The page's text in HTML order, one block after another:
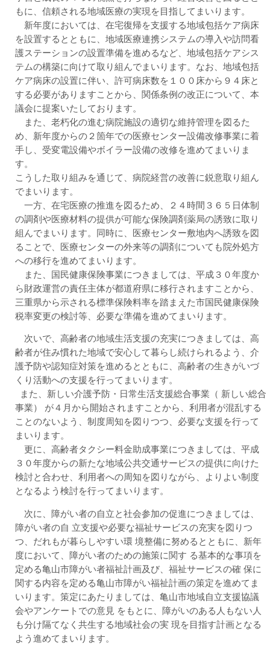
もに、信頼される地域医療の実現を目指してまいります。
新年度においては、在宅復帰を支援する地域包括ケア病床
を設置するとともに、地域医療連携システムの導入や訪問看
護ステーションの設置準備を進めるなど、地域包括ケアシス
テムの構築に向けて取り組んでまいります。なお、地域包括
ケア病床の設置に伴い、許可病床数を１００床から９４床と
する必要がありますことから、関係条例の改正について、本
議会に提案いたしております。
また、老朽化の進む病院施設の適切な維持管理を図るた
め、新年度からの２箇年での医療センター設備改修事業に着
手し、受変電設備やボイラー設備の改修を進めてまいりま
す。
こうした取り組みを通じて、病院経営の改善に鋭意取り組ん
でまいります。
一方、在宅医療の推進を図るため、２４時間３６５日体制
の調剤や医療材料の提供が可能な保険調剤薬局の誘致に取り
組んでまいります。同時に、医療センター敷地内へ誘致を図
ることで、医療センターの外来等の調剤についても院外処方
への移行を進めてまいります。
また、国民健康保険事業につきましては、平成３０年度か
ら財政運営の責任主体が都道府県に移行されますことから、
三重県から示される標準保険料率を踏まえた市国民健康保険
税率変更の検討等、必要な準備を進めてまいります。
次いで、高齢者の地域生活支援の充実につきましては、高
齢者が住み慣れた地域で安心して暮らし続けられるよう、介
護予防や認知症対策を進めるとともに、高齢者の生きがいづ
くり活動への支援を行ってまいります。
また、新しい介護予防・日常生活支援総合事業（ 新しい総合
事業） が４月から開始されますことから、利用者が混乱する
ことのないよう、制度周知を図りつつ、必要な支援を行って
まいります。
更に、高齢者タクシー料金助成事業につきましては、平成
３０年度からの新たな地域公共交通サービスの提供に向けた
検討と合わせ、利用者への周知を図りながら、よりよい制度
となるよう検討を行ってまいります。
次に、障がい者の自立と社会参加の促進につきましては、
障がい者の自 立支援や必要な福祉サービスの充実を図りつ
つ、だれもが暮らしやすい環 境整備に努めるとともに、新年
度において、障がい者のための施策に関す る基本的な事項を
定める亀山市障がい者福祉計画及び、福祉サービスの確 保に
関する内容を定める亀山市障がい福祉計画の策定を進めてま
いります。策定にあたりましては、亀山市地域自立支援協議
会やアンケートでの意見 をもとに、障がいのある人もない人
も分け隔てなく共生する地域社会の実 現を目指す計画となる
よう進めてまいります。